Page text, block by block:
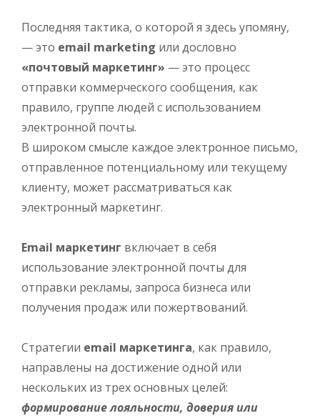
Последняя тактика, о которой я здесь упомяну,
— это email marketing или дословно
«почтовый маркетинг» — это процесс
отправки коммерческого сообщения, как
правило, группе людей с использованием
электронной почты.
В широком смысле каждое электронное письмо,
отправленное потенциальному или текущему
клиенту, может рассматриваться как
электронный маркетинг.
Email маркетинг включает в себя
использование электронной почты для
отправки рекламы, запроса бизнеса или
получения продаж или пожертвований.
Стратегии email маркетинга, как правило,
направлены на достижение одной или
нескольких из трех основных целей:
формирование лояльности, доверия или